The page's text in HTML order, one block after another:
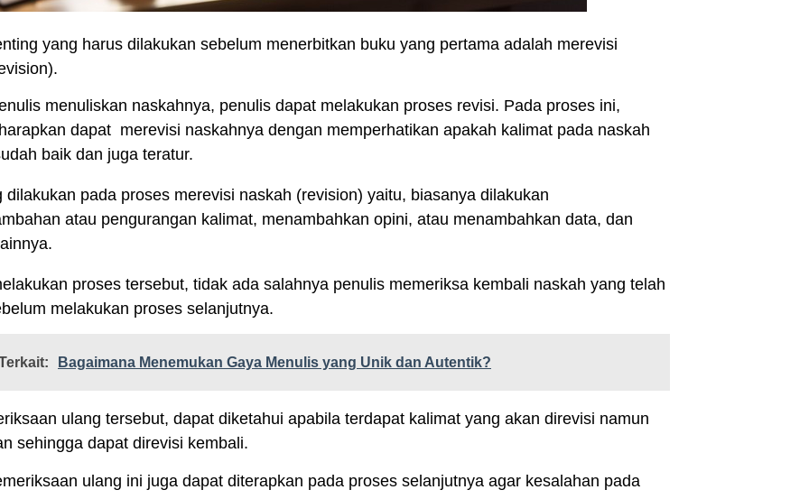
yang harus dilakukan sebelum menerbitkan buku yang pertama adalah merevisi
.
menuliskan naskahnya, penulis dapat melakukan proses revisi. Pada proses ini,
dapat merevisi naskahnya dengan memperhatikan apakah kalimat pada naskah
baik dan juga teratur.
dilakukan pada proses merevisi naskah (revision) yaitu, biasanya dilakukan
atau pengurangan kalimat, menambahkan opini, atau menambahkan data, dan
proses tersebut, tidak ada salahnya penulis memeriksa kembali naskah yang telah
melakukan proses selanjutnya.
Bagaimana Menemukan Gaya Menulis yang Unik dan Autentik?
ulang tersebut, dapat diketahui apabila terdapat kalimat yang akan direvisi namun
sehingga dapat direvisi kembali.
ulang ini juga dapat diterapkan pada proses selanjutnya agar kesalahan pada